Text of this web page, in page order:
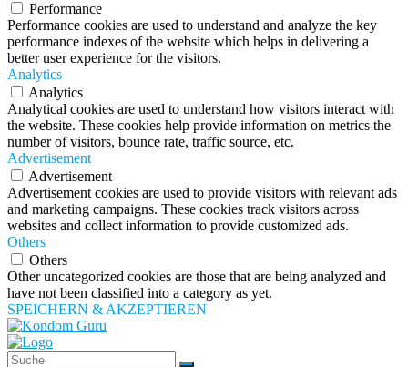
Performance
Performance cookies are used to understand and analyze the key
performance indexes of the website which helps in delivering a
better user experience for the visitors.
Analytics
Analytics
Analytical cookies are used to understand how visitors interact with
the website. These cookies help provide information on metrics the
number of visitors, bounce rate, traffic source, etc.
Advertisement
Advertisement
Advertisement cookies are used to provide visitors with relevant ads
and marketing campaigns. These cookies track visitors across
websites and collect information to provide customized ads.
Others
Others
Other uncategorized cookies are those that are being analyzed and
have not been classified into a category as yet.
SPEICHERN & AKZEPTIEREN